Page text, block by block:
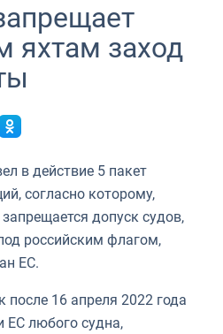
яхтам заход
в действие 5 пакет
согласно которому,
допуск судов,
российским флагом,
ЕС.
после 16 апреля 2022 года
ЕС любого судна,